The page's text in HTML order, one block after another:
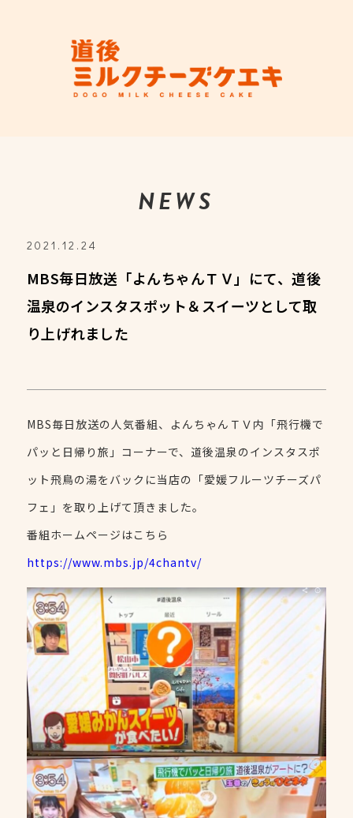
NEWS
2021.12.24
MBS毎日放送「よんちゃんＴＶ」にて、道後
温泉のインスタスポット＆スイーツとして取
り上げれました
MBS毎日放送の人気番組、よんちゃんＴＶ内「飛行機で
パッと日帰り旅」コーナーで、道後温泉のインスタスポ
ット飛鳥の湯をバックに当店の「愛媛フルーツチーズパ
フェ」を取り上げて頂きました。
番組ホームページはこちら
https://www.mbs.jp/4chantv/